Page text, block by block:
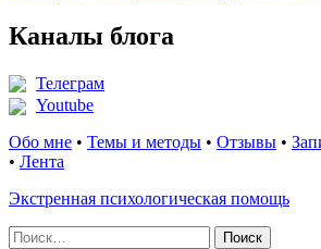
Каналы блога
Телеграм
Youtube
Обо мне • Темы и методы • Отзывы •
• Лента
Экстренная психологическая помощь
Найти: